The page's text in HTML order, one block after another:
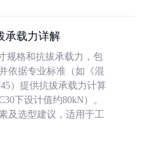
承载力详解
规格和抗拔承载力，包
依据专业标准（如《混
）提供抗拔承载力计算
下设计值约80kN）。
及选型建议，适用于工